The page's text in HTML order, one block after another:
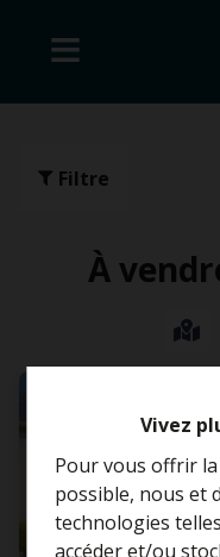
Vivez
Pour vous offrir
possible, nous et
technologies
accéder et/ou
Filtre
À